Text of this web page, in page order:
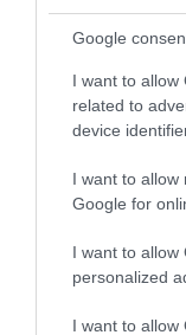
Google
I want to allow
related to
device
I want to allow
Google for
I want to allow
personalized
I want to allow